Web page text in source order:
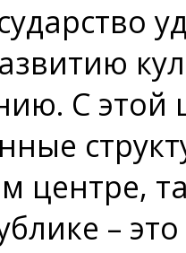
С этой
центре,
–